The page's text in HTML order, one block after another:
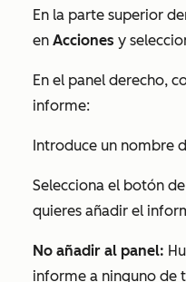
En la parte superior
en Acciones y
En el panel derecho,
informe:
Introduce un nombre
Selecciona el botón
quieres añadir el
No añadir al panel:
informe a ninguno de